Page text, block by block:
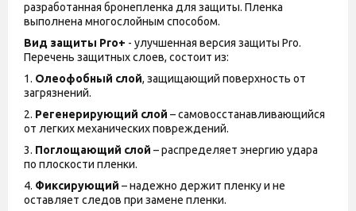
разработанная бронепленка для защиты. Пленка
выполнена многослойным способом.
Вид защиты Pro+ - улучшенная версия защиты Pro.
Перечень защитных слоев, состоит из:
1. Олеофобный слой, защищающий поверхность от
загрязнений.
2. Регенерирующий слой – самовосстанавливающийся
от легких механических повреждений.
3. Поглощающий слой – распределяет энергию удара
по плоскости пленки.
4. Фиксирующий – надежно держит пленку и не
оставляет следов при замене пленки.